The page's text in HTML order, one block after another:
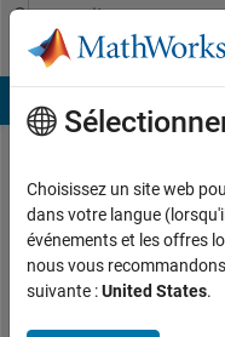
Passer au contenu
Community
Profile
Andrew
Last
seen:
8
mois
Choisissez un site web
dans votre langue
événements et les offres
nous vous
suivante :United States.